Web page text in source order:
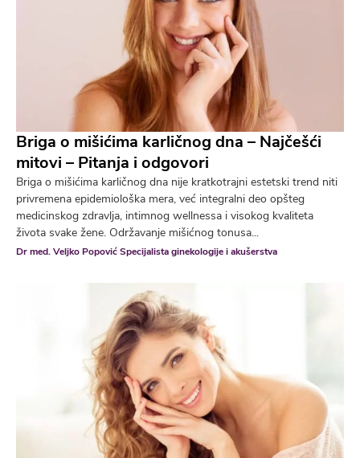
Briga o mišićima karličnog dna – Najčešći
mitovi – Pitanja i odgovori
Briga o mišićima karličnog dna nije kratkotrajni estetski trend niti
privremena epidemiološka mera, već integralni deo opšteg
medicinskog zdravlja, intimnog wellnessa i visokog kvaliteta
života svake žene. Održavanje mišićnog tonusa...
Dr med. Veljko Popović Specijalista ginekologije i akušerstva